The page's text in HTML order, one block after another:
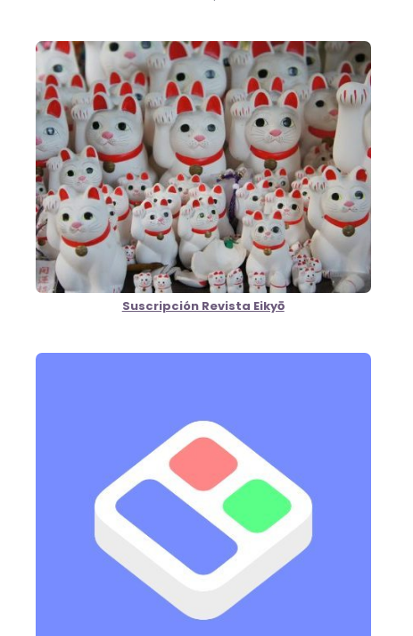
Suscripción Revista Eikyō